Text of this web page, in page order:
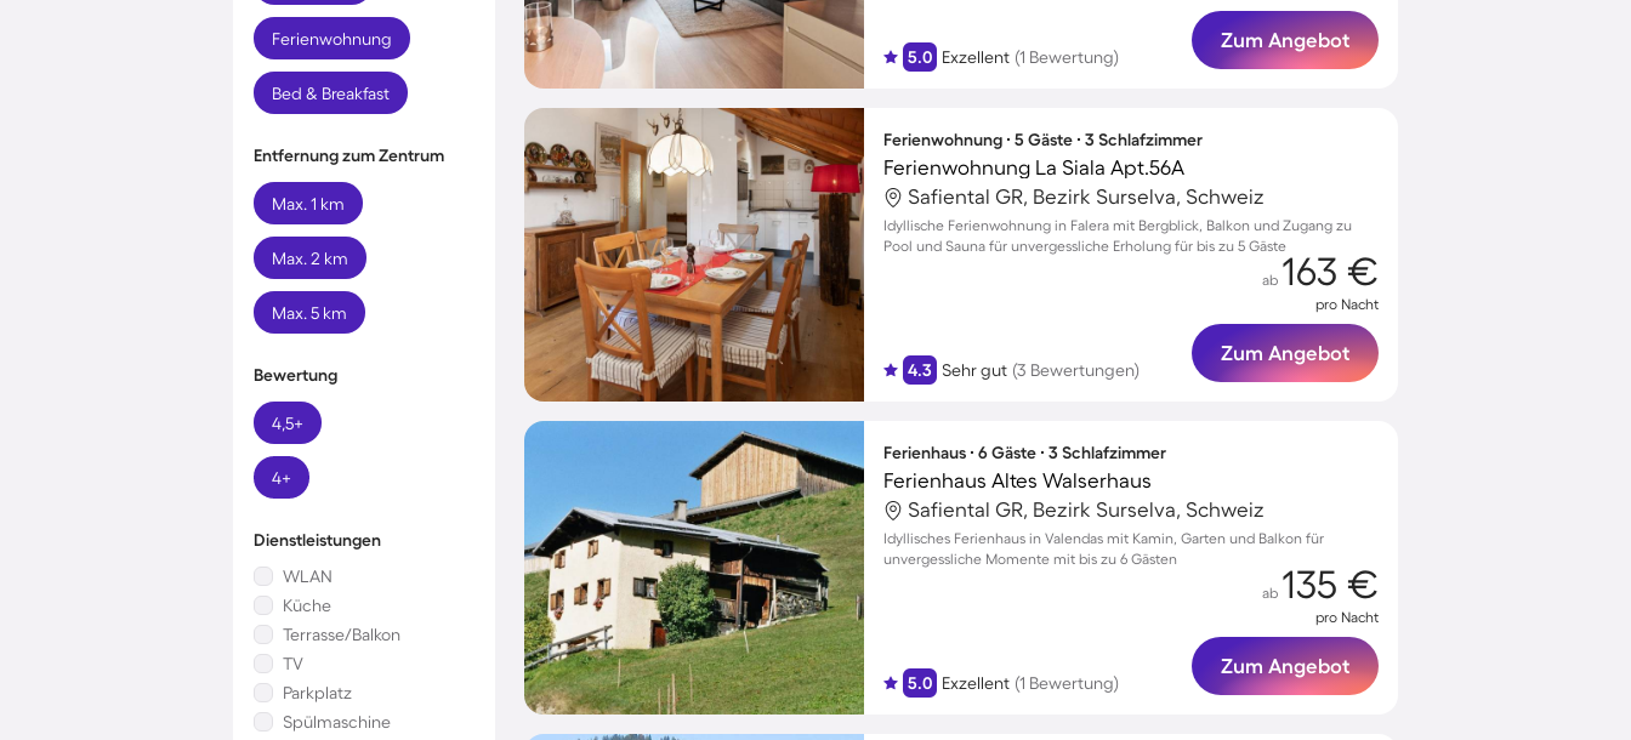
Ferienwohnung
Bed & Breakfast
Entfernung zum Zentrum
Max. 1 km
Max. 2 km
Max. 5 km
Bewertung
4,5+
4+
Dienstleistungen
WLAN
Küche
Terrasse/Balkon
TV
Parkplatz
Spülmaschine
5.0 Exzellent (1 Bewertung)
Zum Angebot
Ferienwohnung ∙ 5 Gäste ∙ 3 Schlafzimmer
Ferienwohnung La Siala Apt.56A
Safiental GR, Bezirk Surselva, Schweiz
Idyllische Ferienwohnung in Falera mit Bergblick, Balkon und Zugang zu
Pool und Sauna für unvergessliche Erholung für bis zu 5 Gäste
4.3 Sehr gut (3 Bewertungen)
ab 163 €
pro Nacht
Zum Angebot
Ferienhaus ∙ 6 Gäste ∙ 3 Schlafzimmer
Ferienhaus Altes Walserhaus
Safiental GR, Bezirk Surselva, Schweiz
Idyllisches Ferienhaus in Valendas mit Kamin, Garten und Balkon für
unvergessliche Momente mit bis zu 6 Gästen
5.0 Exzellent (1 Bewertung)
ab 135 €
pro Nacht
Zum Angebot